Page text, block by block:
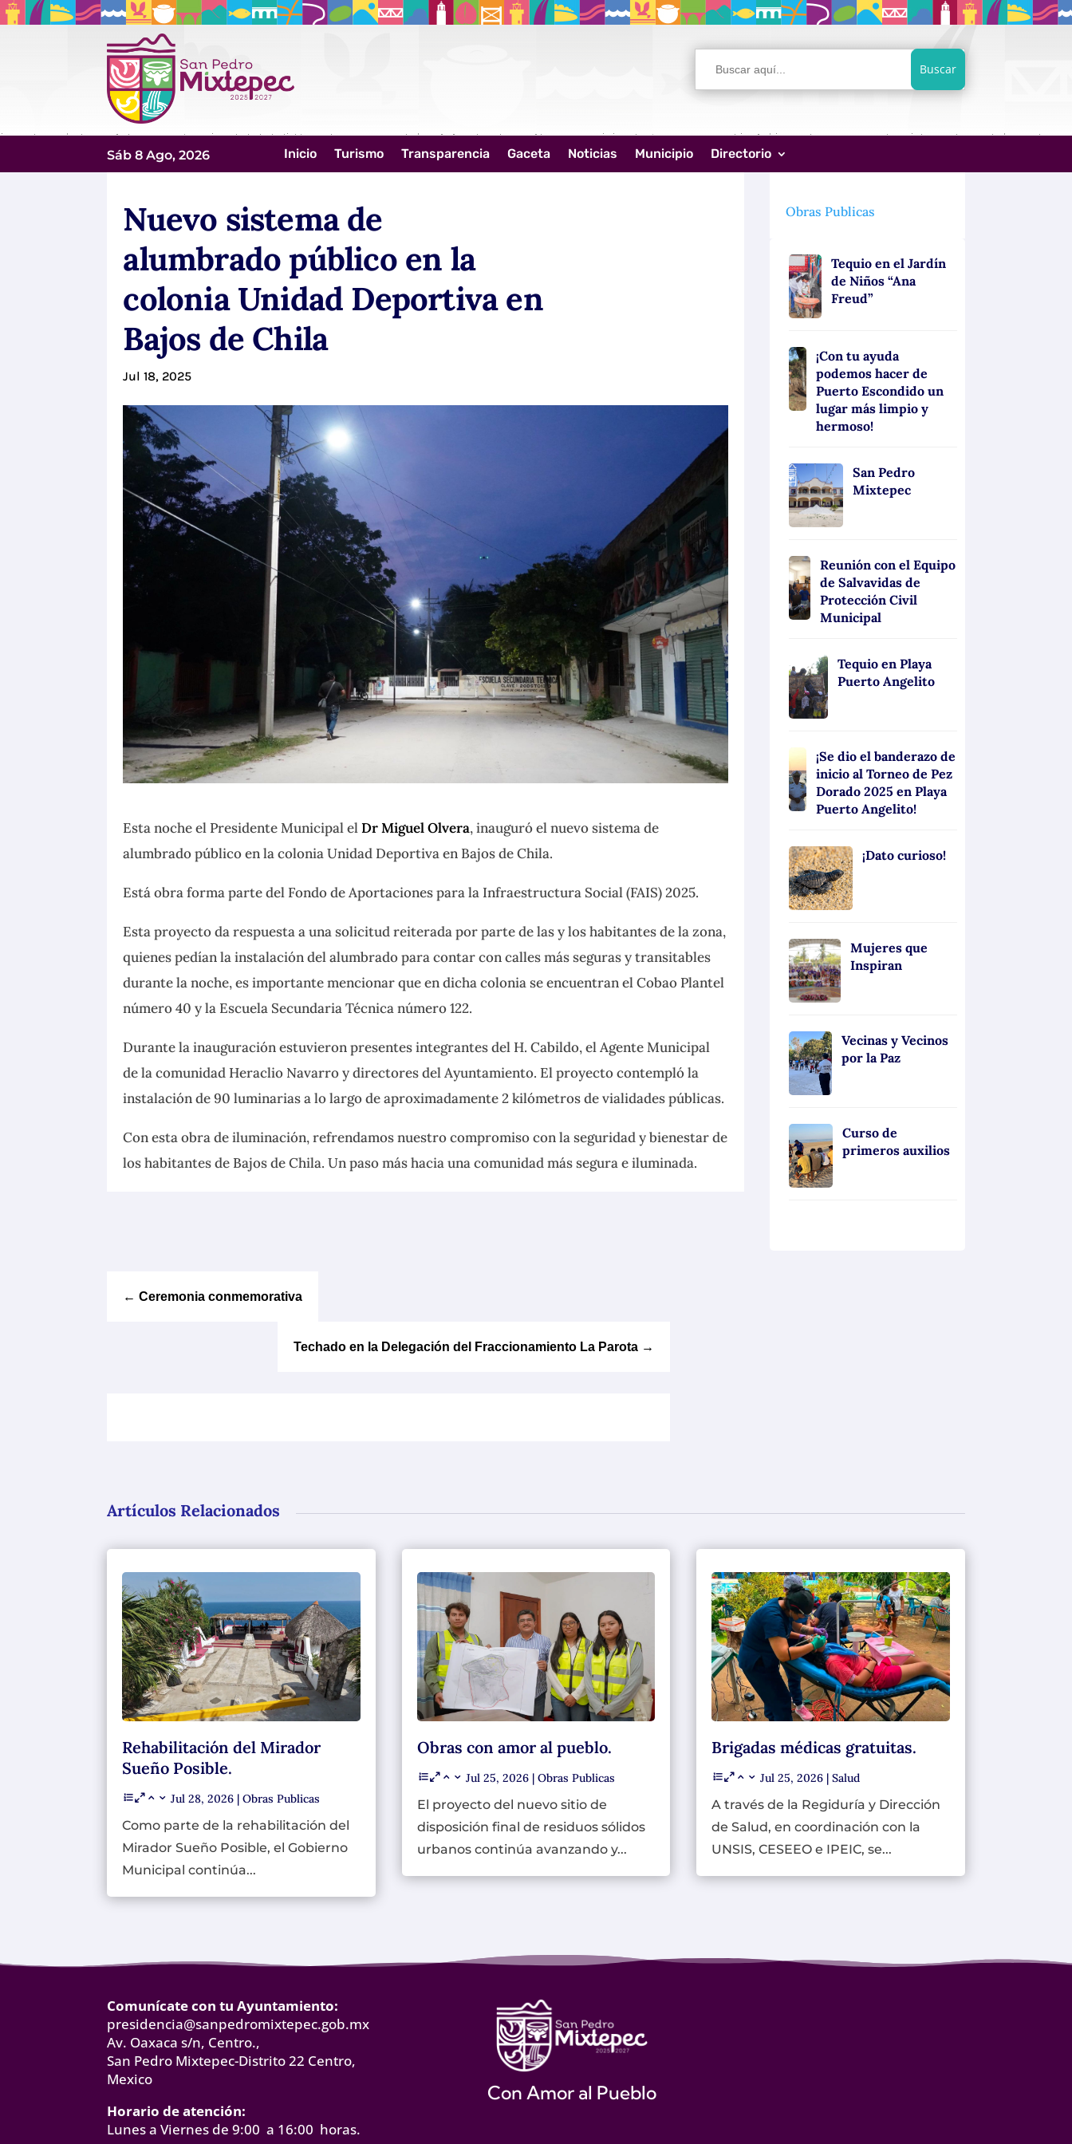
Buscar:
Sáb 8 Ago, 2026 Inicio Turismo Transparencia Gaceta Noticias Municipio Directorio
Nuevo sistema de
alumbrado público en la
colonia Unidad Deportiva en
Bajos de Chila
Jul 18, 2025
Esta noche el Presidente Municipal elDr Miguel Olvera, inauguró el nuevo sistema de
alumbrado público en la colonia Unidad Deportiva en Bajos de Chila.
Está obra formaparte del Fondo de Aportaciones para la Infraestructura Social (FAIS) 2025.
Esta proyecto da respuesta a una solicitud reiterada por parte de las y los habitantes de la zona,
quienes pedían la instalación del alumbrado para contar con calles más seguras y transitables
durante la noche, es importante mencionar que en dicha colonia se encuentran el Cobao Plantel
número 40 y la Escuela Secundaria Técnica número 122.
Durante la inauguración estuvieron presentes integrantes del H. Cabildo, el Agente Municipal
de la comunidad Heraclio Navarro y directores del Ayuntamiento. El proyecto contempló la
instalación de 90 luminarias a lo largo de aproximadamente 2 kilómetros de vialidades públicas.
Con esta obra de iluminación, refrendamos nuestro compromiso con la seguridad y bienestar de
los habitantes de Bajos de Chila. Un paso más hacia una comunidad más segura e iluminada.
Obras Publicas
Tequio en el Jardín
de Niños “Ana
Freud”
¡Con tu ayuda
podemos hacer de
Puerto Escondido un
lugar más limpio y
hermoso!
San Pedro
Mixtepec
Reunión con el Equipo
de Salvavidas de
Protección Civil
Municipal
Tequio en Playa
Puerto Angelito
¡Se dio el banderazo de
inicio al Torneo de Pez
Dorado 2025 en Playa
Puerto Angelito!
¡Dato curioso!
Mujeres que
Inspiran
Vecinas y Vecinos
por la Paz
Curso de
primeros auxilios
←Ceremonia conmemorativa
Techado en la Delegación del Fraccionamiento La Parota →
Artículos Relacionados
Rehabilitación del Mirador
Sueño Posible.
Jul 28, 2026 |Obras Publicas
Como parte de la rehabilitación del
Mirador Sueño Posible, el Gobierno
Municipal continúa...
Obras con amor al pueblo.
Jul 25, 2026| Obras Publicas
El proyecto del nuevo sitio de
disposición final de residuos sólidos
urbanos continúa avanzando y...
Brigadas médicas gratuitas.
Jul 25, 2026| Salud
A través de la Regiduría y Dirección
de Salud, en coordinación con la
UNSIS, CESEEO e IPEIC, se...
Comunícate con tu Ayuntamiento:
presidencia@sanpedromixtepec.gob.mx
Av. Oaxaca s/n, Centro.,
San Pedro Mixtepec-Distrito 22 Centro,
Mexico
Horario de atención:
Lunes a Viernes de 9:00 a 16:00 horas.
Con Amor al Pueblo